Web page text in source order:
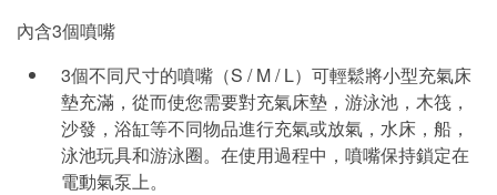
內含3個噴嘴
3個不同尺寸的噴嘴（S / M / L）可輕鬆將小型充氣床
墊充滿，從而使您需要對充氣床墊，游泳池，木筏，
沙發，浴缸等不同物品進行充氣或放氣，水床，船，
泳池玩具和游泳圈。在使用過程中，噴嘴保持鎖定在
電動氣泵上。